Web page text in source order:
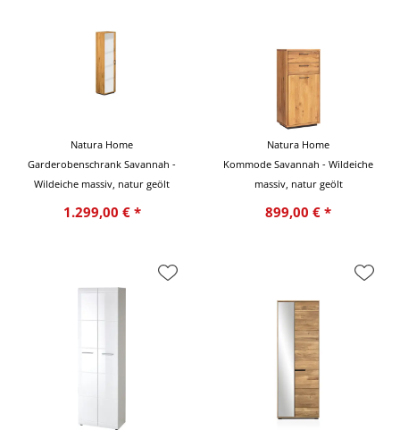
Natura Home
Garderobenschrank Savannah -
Wildeiche massiv, natur geölt
1.299,00 € *
Natura Home
Kommode Savannah - Wildeiche
massiv, natur geölt
899,00 € *